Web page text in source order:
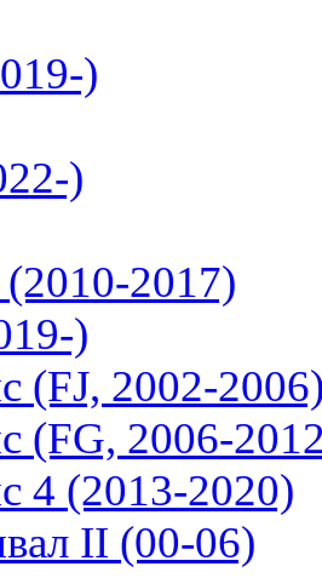
)
)
(2010-2017)
)
(FJ, 2002-
(FG, 2006-
4 (2013-2020)
II (00-06)